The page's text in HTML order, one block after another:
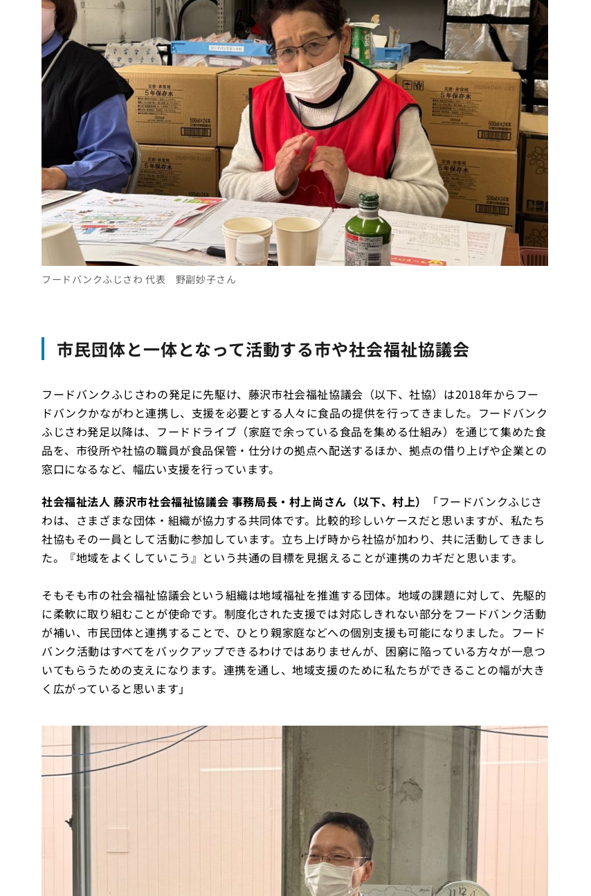
フードバンクふじさわ 代表 野副妙子さん
市民団体と一体となって活動する市や社会福祉協議会
フードバンクふじさわの発足に先駆け、藤沢市社会福祉協議会（以下、社協）は2018年からフー
ドバンクかながわと連携し、支援を必要とする人々に食品の提供を行ってきました。フードバンク
ふじさわ発足以降は、フードドライブ（家庭で余っている食品を集める仕組み）を通じて集めた食
品を、市役所や社協の職員が食品保管・仕分けの拠点へ配送するほか、拠点の借り上げや企業との
窓口になるなど、幅広い支援を行っています。
社会福祉法人 藤沢市社会福祉協議会 事務局長・村上尚さん（以下、村上）
「フードバンクふじさ
わは、さまざまな団体・組織が協力する共同体です。比較的珍しいケースだと思いますが、私たち
社協もその一員として活動に参加しています。立ち上げ時から社協が加わり、共に活動してきまし
た。『地域をよくしていこう』という共通の目標を見据えることが連携のカギだと思います。
そもそも市の社会福祉協議会という組織は地域福祉を推進する団体。地域の課題に対して、先駆的
に柔軟に取り組むことが使命です。制度化された支援では対応しきれない部分をフードバンク活動
が補い、市民団体と連携することで、ひとり親家庭などへの個別支援も可能になりました。フード
バンク活動はすべてをバックアップできるわけではありませんが、困窮に陥っている方々が一息つ
いてもらうための支えになります。連携を通し、地域支援のために私たちができることの幅が大き
く広がっていると思います」